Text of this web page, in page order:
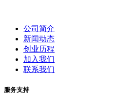
公司简介
新闻动态
创业历程
加入我们
联系我们
服务支持